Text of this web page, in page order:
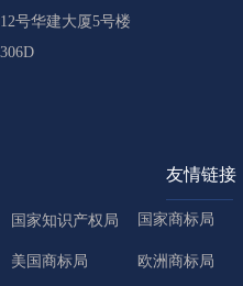
12号华建大厦5号楼
306D
友情链接
国家知识产权局 国家商标局
美国商标局 欧洲商标局